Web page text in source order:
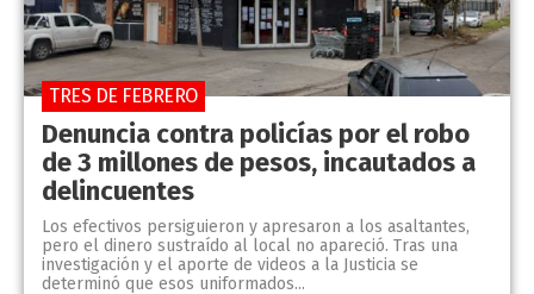
Denuncia contra policías por el robo
de 3 millones de pesos, incautados a
delincuentes
Los efectivos persiguieron y apresaron a los asaltantes,
pero el dinero sustraído al local no apareció. Tras una
investigación y el aporte de videos a la Justicia se
determinó que esos uniformados...
TRES DE FEBRERO